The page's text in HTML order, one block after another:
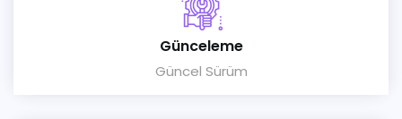
Günceleme
Güncel Sürüm